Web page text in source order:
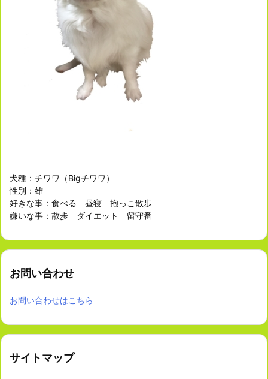
犬種：チワワ（Bigチワワ）
性別：雄
好きな事：食べる 昼寝 抱っこ散歩
嫌いな事：散歩 ダイエット 留守番
お問い合わせ
お問い合わせはこちら
サイトマップ